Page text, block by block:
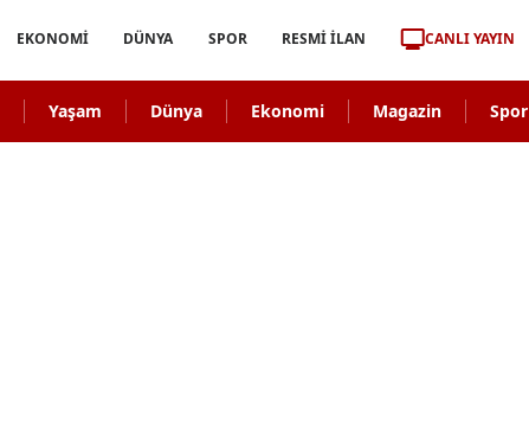
EKONOMİ DÜNYA SPOR RESMİ İLAN CANLI YAYIN
Yaşam Dünya Ekonomi Magazin Spor